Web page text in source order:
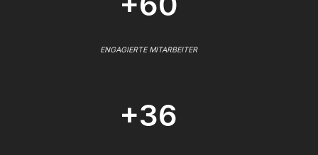
ENGAGIERTE MITARBEITER
+36